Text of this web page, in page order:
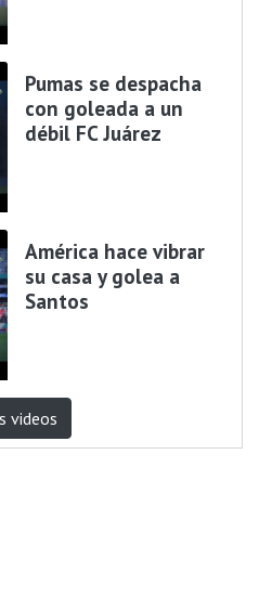
Pumas se despacha
con goleada a un
débil FC Juárez
América hace vibrar
su casa y golea a
Santos
videos